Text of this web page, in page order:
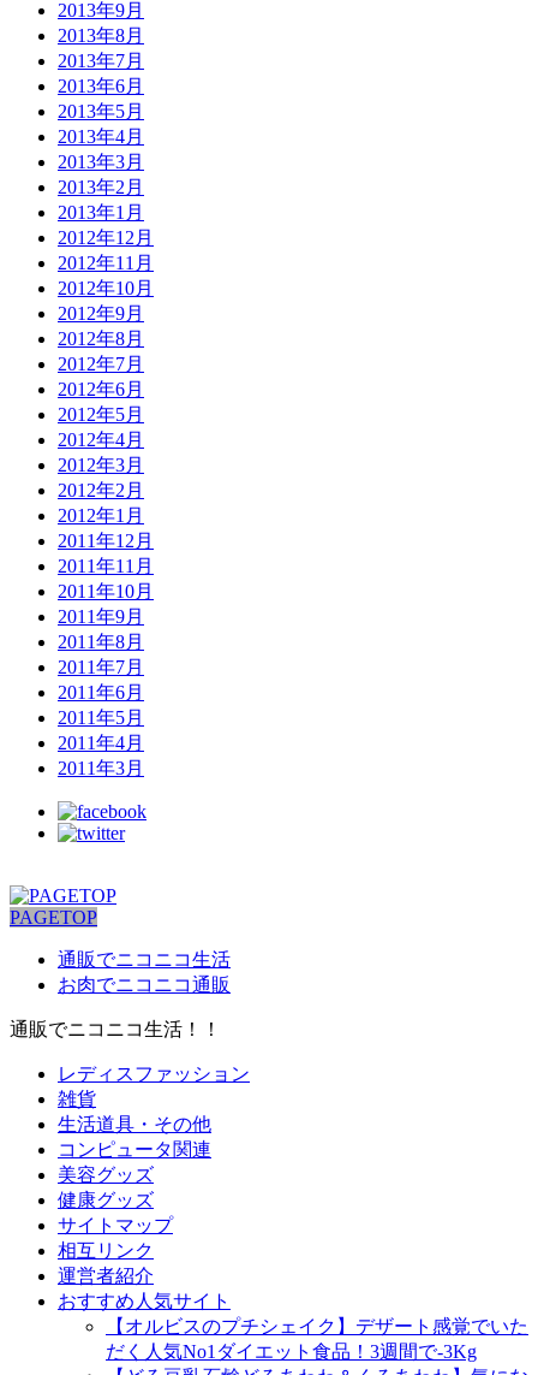
2013年9月
2013年8月
2013年7月
2013年6月
2013年5月
2013年4月
2013年3月
2013年2月
2013年1月
2012年12月
2012年11月
2012年10月
2012年9月
2012年8月
2012年7月
2012年6月
2012年5月
2012年4月
2012年3月
2012年2月
2012年1月
2011年12月
2011年11月
2011年10月
2011年9月
2011年8月
2011年7月
2011年6月
2011年5月
2011年4月
2011年3月
PAGETOP
通販でニコニコ生活
お肉でニコニコ通販
通販でニコニコ生活！！
レディスファッション
雑貨
生活道具・その他
コンピュータ関連
美容グッズ
健康グッズ
サイトマップ
相互リンク
運営者紹介
おすすめ人気サイト
【オルビスのプチシェイク】デザート感覚でいた
だく人気No1ダイエット食品！3週間で-3Kg